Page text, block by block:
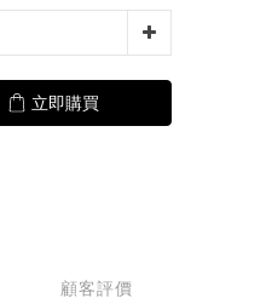
立即購買
顧客評價